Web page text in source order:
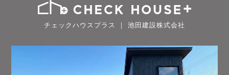
チェックハウスプラス ｜ 池田建設株式会社